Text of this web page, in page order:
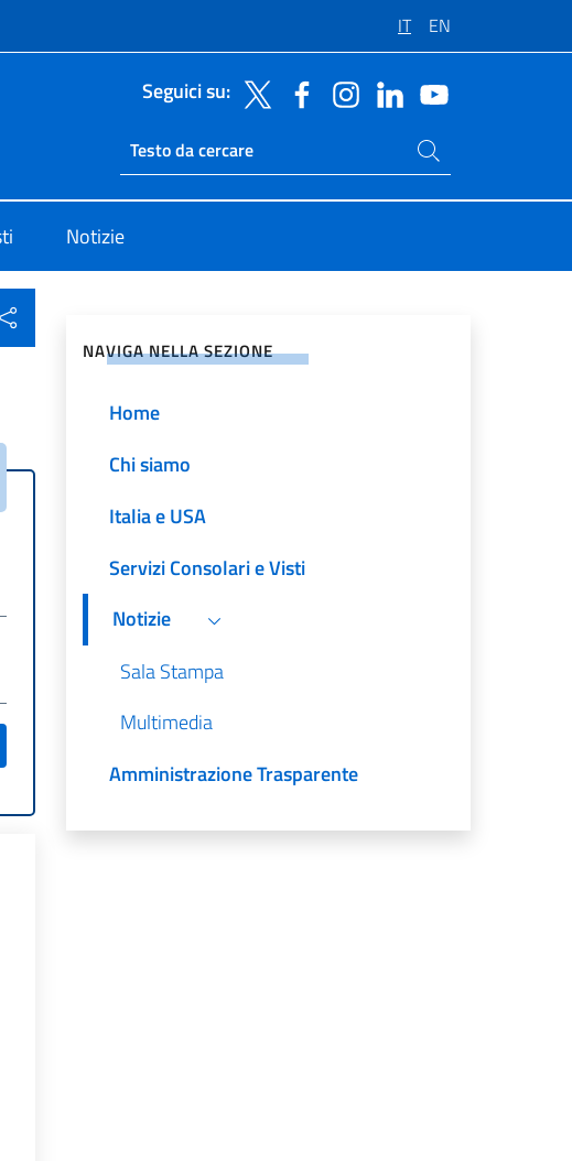
IT EN
Seguici su:
Ricerca sito live
Cerca nel sito
Notizie
NAVIGA NELLA SEZIONE
Home
Chi siamo
Italia e USA
Servizi Consolari e Visti
Notizie
Sala Stampa
Multimedia
Amministrazione Trasparente